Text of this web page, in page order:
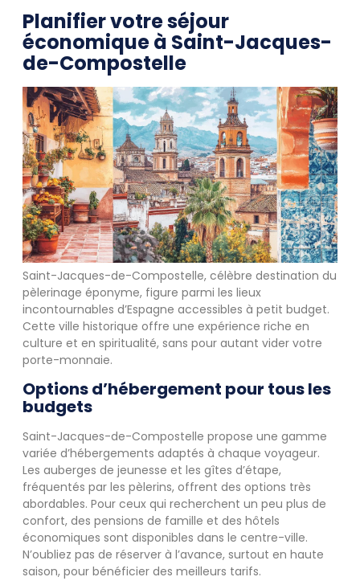
Planifier votre séjour
économique à Saint-Jacques-
de-Compostelle
Saint-Jacques-de-Compostelle, célèbre destination du
pèlerinage éponyme, figure parmi les lieux
incontournables d’Espagne accessibles à petit budget.
Cette ville historique offre une expérience riche en
culture et en spiritualité, sans pour autant vider votre
porte-monnaie.
Options d’hébergement pour tous les
budgets
Saint-Jacques-de-Compostelle propose une gamme
variée d’hébergements adaptés à chaque voyageur.
Les auberges de jeunesse et les gîtes d’étape,
fréquentés par les pèlerins, offrent des options très
abordables. Pour ceux qui recherchent un peu plus de
confort, des pensions de famille et des hôtels
économiques sont disponibles dans le centre-ville.
N’oubliez pas de réserver à l’avance, surtout en haute
saison, pour bénéficier des meilleurs tarifs.